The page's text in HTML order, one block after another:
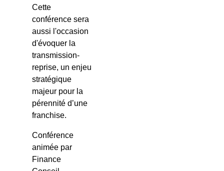
Cette
conférence sera
aussi l'occasion
d'évoquer la
transmission-
reprise, un enjeu
stratégique
majeur pour la
pérennité d’une
franchise.
Conférence
animée par
Finance